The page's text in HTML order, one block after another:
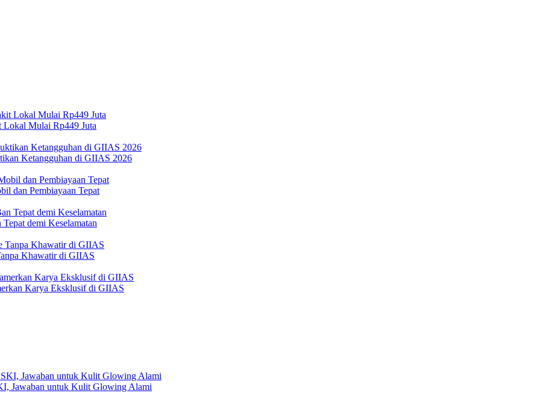
Mulai Rp449 Juta
Ketangguhan di GIIAS 2026
dan Pembiayaan Tepat
demi Keselamatan
Khawatir di GIIAS
Karya Eksklusif di GIIAS
Jawaban untuk Kulit Glowing Alami